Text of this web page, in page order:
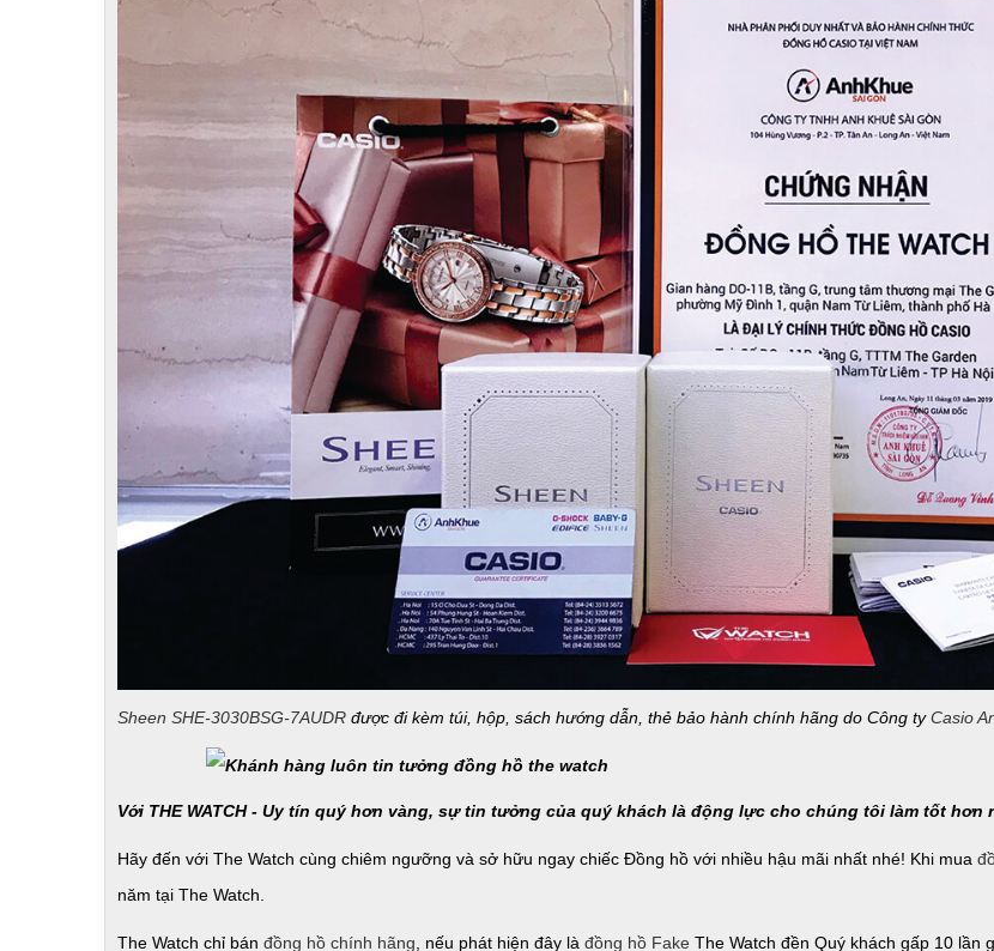
Sheen SHE-3030BSG-7AUDR được đi kèm túi, hộp, sách hướng dẫn, thẻ bảo hành chính hãng do Công tyCasio
Với THE WATCH - Uy tín quý hơn vàng, sự tin tưởng của quý khách là động lực cho chúng tôi làm tốt hơn
Hãy đến với The Watch cùng chiêm ngưỡng và sở hữu ngay chiếc Đồng hồ với nhiều hậu mãi nhất nhé! Khi mua
năm tại The Watch.
The Watch chỉ bán đồng hồ chính hãng , nếu phát hiện đây là đồng hồ Fake The Watch đền Quý khách gấp 10 lần